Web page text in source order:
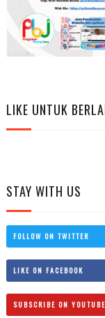
LIKE UNTUK
STAY WITH US
FOLLOW ON TWITTER
LIKE ON FACEBOOK
SUBSCRIBE ON YOUTUBE